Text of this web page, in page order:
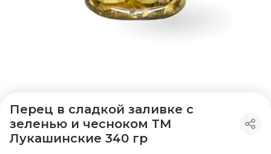
Перец в сладкой заливке с
зеленью и чесноком ТМ
Лукашинские 340 гр